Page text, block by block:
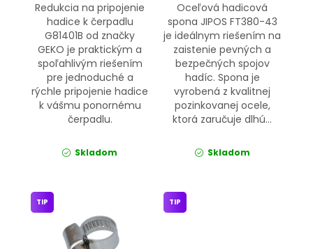
Redukcia na pripojenie
hadice k čerpadlu
G81401B od značky
GEKO je praktickým a
spoľahlivým riešením
pre jednoduché a
rýchle pripojenie hadice
k vášmu ponornému
čerpadlu.
Skladom
Oceľová hadicová
spona JIPOS FT380-43
je ideálnym riešením na
zaistenie pevných a
bezpečných spojov
hadíc. Spona je
vyrobená z kvalitnej
pozinkovanej ocele,
ktorá zaručuje dlhú...
Skladom
TIP TIP